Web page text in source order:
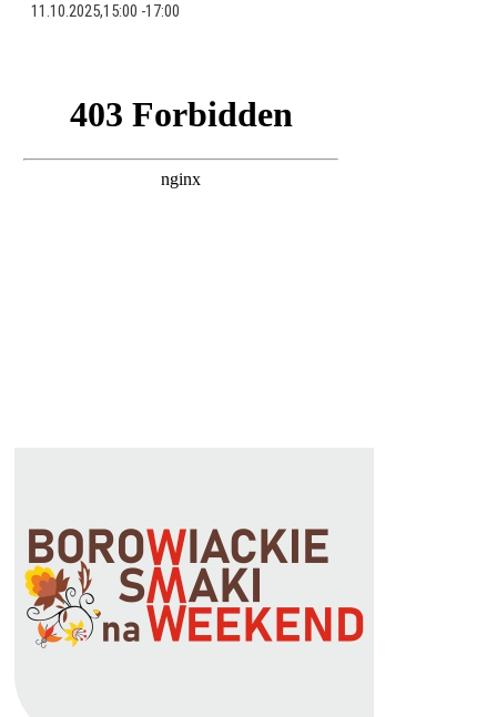
11.10.2025,15:00 -17:00